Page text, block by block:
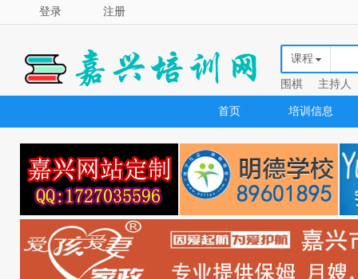
登录 注册
课程
围棋 主持人
首页 培训信息